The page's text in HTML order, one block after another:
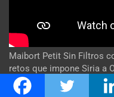
Maibort Petit Sin Filtros
retos que impone Siria a
Peña, presidente de
actualidad. #Venezuela